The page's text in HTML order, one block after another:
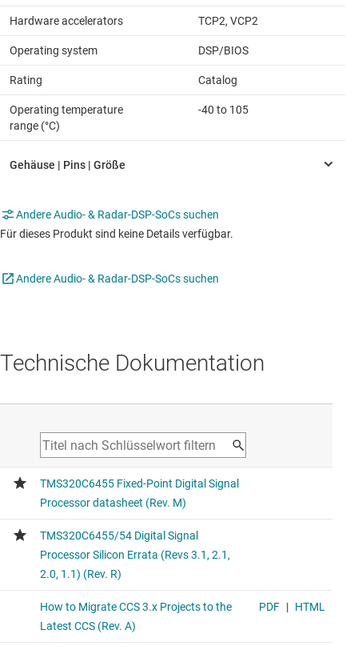
Hardware accelerators TCP2, VCP2
Operating system DSP/BIOS
Rating Catalog
Operating temperature
range (°C)
-40 to 105
Andere Audio- & Radar-DSP-SoCs suchen
Für dieses Produkt sind keine Details verfügbar.
Andere Audio- & Radar-DSP-SoCs suchen
Technische Dokumentation